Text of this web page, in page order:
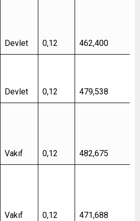
Devlet 0,12 462,400
Devlet 0,12 479,538
Vakıf 0,12 482,675
Vakıf 0,12 471,688